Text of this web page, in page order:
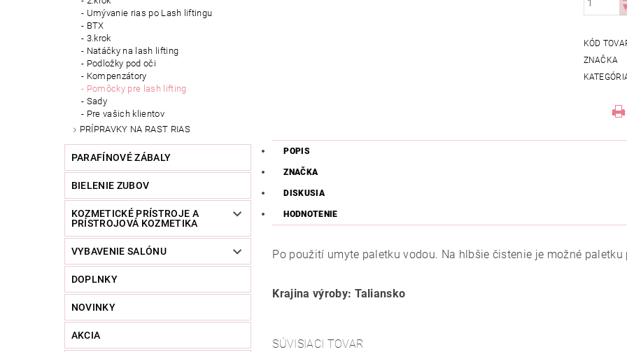
Umývanie rias po Lash liftingu
BTX
3.krok
Natáčky na lash lifting
Podložky pod oči
Kompenzátory
Pomôcky pre lash lifting
Sady
Pre vašich klientov
PRÍPRAVKY NA RAST RIAS
PARAFÍNOVÉ ZÁBALY
BIELENIE ZUBOV
KOZMETICKÉ PRÍSTROJE A
PRÍSTROJOVÁ KOZMETIKA
VYBAVENIE SALÓNU
DOPLNKY
NOVINKY
AKCIA
KÓD
ZNAČKA
POPIS
ZNAČKA
DISKUSIA
HODNOTENIE
Po použití umyte paletku vodou. Na hlbšie čistenie je možné
Krajina výroby: Taliansko
SÚVISIACI TOVAR